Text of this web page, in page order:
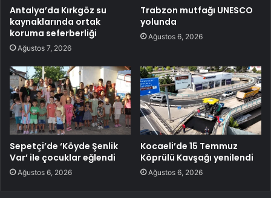
Antalya’da Kırkgöz su
kaynaklarında ortak
koruma seferberliği
Ağustos 7, 2026
Trabzon mutfağı UNESCO
yolunda
Ağustos 6, 2026
Sepetçi’de ‘Köyde Şenlik
Var’ ile çocuklar eğlendi
Ağustos 6, 2026
Kocaeli’de 15 Temmuz
Köprülü Kavşağı yenilendi
Ağustos 6, 2026